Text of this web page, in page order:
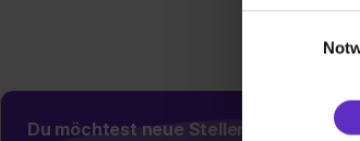
Wir
Webseite
Partner
Du möchtest neue Stellen